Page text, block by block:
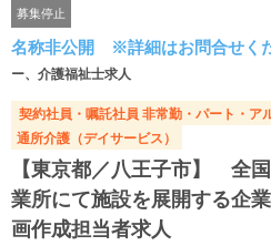
募集停止
名称非公開 ※詳細はお問合せく
ー、介護福祉士求人
契約社員・嘱託社員 非常勤・パート・ア
通所介護（デイサービス）
【東京都／八王子市】 全
業所にて施設を展開する企
画作成担当者求人